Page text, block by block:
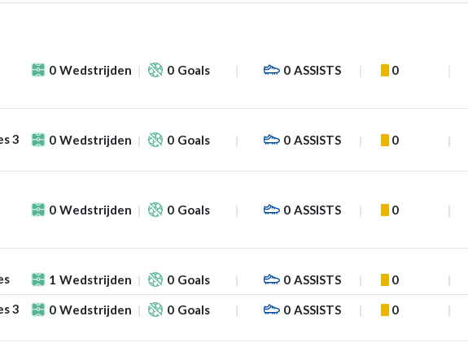
0 Wedstrijden 0 Goals 0 ASSISTS 0
3 0 Wedstrijden 0 Goals 0 ASSISTS 0
0 Wedstrijden 0 Goals 0 ASSISTS 0
1 Wedstrijden 0 Goals 0 ASSISTS 0
3 0 Wedstrijden 0 Goals 0 ASSISTS 0